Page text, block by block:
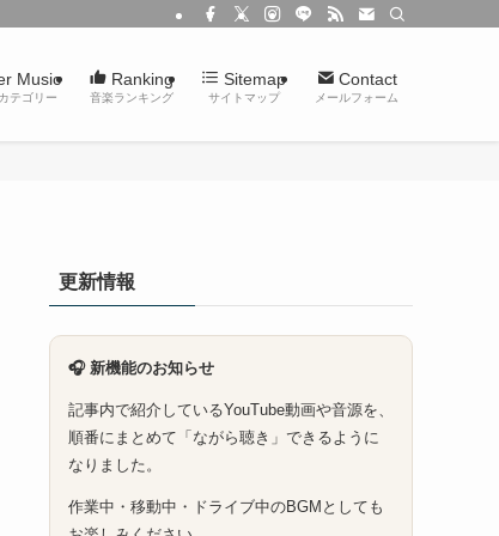
Music
テゴリー
Ranking
音楽ランキング
Sitemap
サイトマップ
Contact
メールフォーム
更新情報
🎧 新機能のお知らせ
記事内で紹介しているYouTube動画や音源を、
順番にまとめて「ながら聴き」できるように
なりました。
作業中・移動中・ドライブ中のBGMとしても